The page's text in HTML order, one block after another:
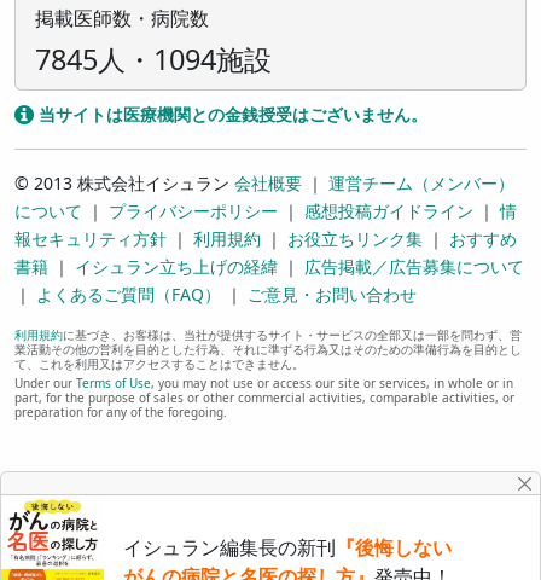
掲載医師数・病院数
7845人・1094施設
当サイトは医療機関との金銭授受はございません。
© 2013 株式会社イシュラン 会社概要 ｜ 運営チーム（メンバー）
について ｜ プライバシーポリシー ｜ 感想投稿ガイドライン ｜情
報セキュリティ方針 ｜ 利用規約 ｜ お役立ちリンク集 ｜ おすすめ
書籍 ｜ イシュラン立ち上げの経緯 ｜ 広告掲載／広告募集について
｜ よくあるご質問（FAQ） ｜ ご意見・お問い合わせ
利用規約に基づき、お客様は、当社が提供するサイト・サービスの全部又は一部を問わず、営
業活動その他の営利を目的とした行為、それに準ずる行為又はそのための準備行為を目的とし
て、これを利用又はアクセスすることはできません。
Under our Terms of Use, you may not use or access our site or services, in whole or in
part, for the purpose of sales or other commercial activities, comparable activities, or
preparation for any of the foregoing.
イシュラン編集長の新刊
『後悔しない